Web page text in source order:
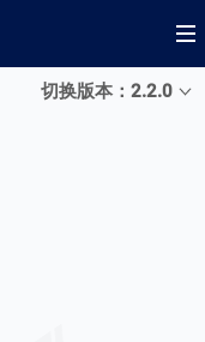
切换版本：2.2.0